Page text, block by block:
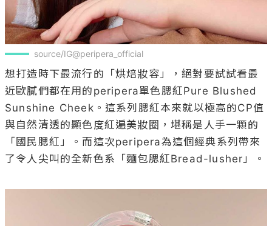
source/IG@peripera_official
想打造時下最流行的「烘焙妝容」，絕對要試試看最
近歐膩們都在用的peripera單色腮紅Pure Blushed
Sunshine Cheek。這系列腮紅本來就以極高的CP值
與自然清透的顯色度紅遍美妝圈，堪稱是人手一顆的
「國民腮紅」。而這次peripera為這個經典系列帶來
了令人尖叫的全新色系「麵包腮紅Bread-lusher」。